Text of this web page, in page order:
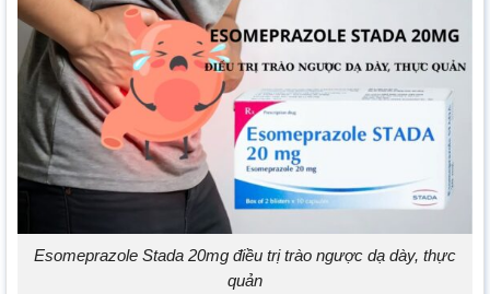
Esomeprazole Stada 20mg điều trị trào ngược dạ dày, thực
quản